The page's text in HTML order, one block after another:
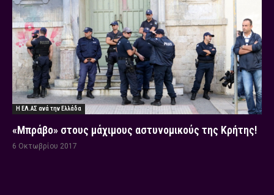
Η ΕΛ.ΑΣ ανά την Ελλάδα
«Μπράβο» στους μάχιμους αστυνομικούς της Κρήτης!
6 Οκτωβρίου 2017